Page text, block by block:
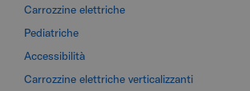
Carrozzine elettriche
Pediatriche
Accessibilità
Carrozzine elettriche verticalizzanti